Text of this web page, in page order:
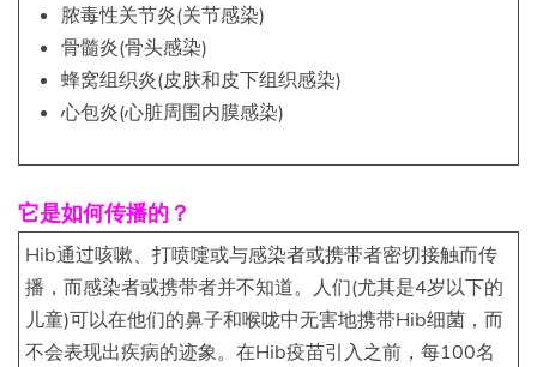
脓毒性关节炎(关节感染)
骨髓炎(骨头感染)
蜂窝组织炎(皮肤和皮下组织感染)
心包炎(心脏周围内膜感染)
它是如何传播的？
Hib通过咳嗽、打喷嚏或与感染者或携带者密切接触而传
播，而感染者或携带者并不知道。人们(尤其是4岁以下的
儿童)可以在他们的鼻子和喉咙中无害地携带Hib细菌，而
不会表现出疾病的迹象。在Hib疫苗引入之前，每100名